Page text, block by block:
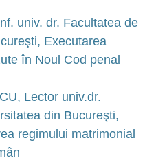
univ. dr. Facultatea de
Executarea
în Noul Cod penal
Lector univ.dr.
din Bucureşti,
regimului matrimonial